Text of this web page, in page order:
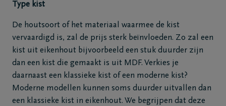
Type kist
De houtsoort of het materiaal waarmee de kist
vervaardigd is, zal de prijs sterk beïnvloeden. Zo zal een
kist uit eikenhout bijvoorbeeld een stuk duurder zijn
dan een kist die gemaakt is uit MDF. Verkies je
daarnaast een klassieke kist of een moderne kist?
Moderne modellen kunnen soms duurder uitvallen dan
een klassieke kist in eikenhout. We begrijpen dat deze